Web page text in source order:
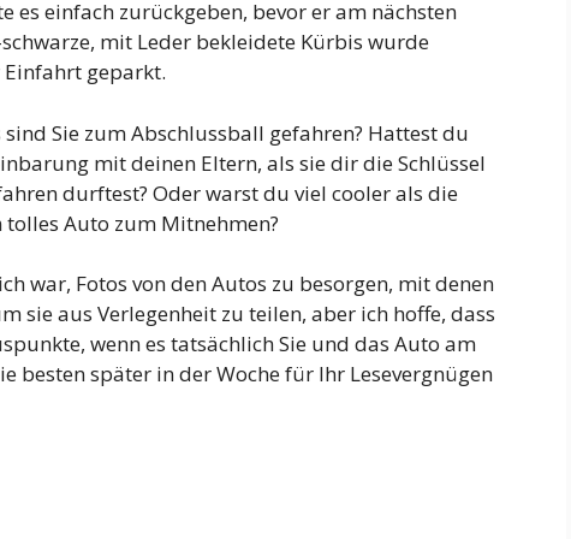
es einfach zurückgeben, bevor er am nächsten
mit Leder bekleidete Kürbis wurde
geparkt.
Sie zum Abschlussball gefahren? Hattest du
mit deinen Eltern, als sie dir die Schlüssel
durftest? Oder warst du viel cooler als die
Auto zum Mitnehmen?
war, Fotos von den Autos zu besorgen, mit denen
sie aus Verlegenheit zu teilen, aber ich hoffe, dass
wenn es tatsächlich Sie und das Auto am
besten später in der Woche für Ihr Lesevergnügen